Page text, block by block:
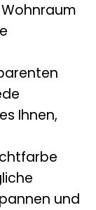
Ihnen,
und